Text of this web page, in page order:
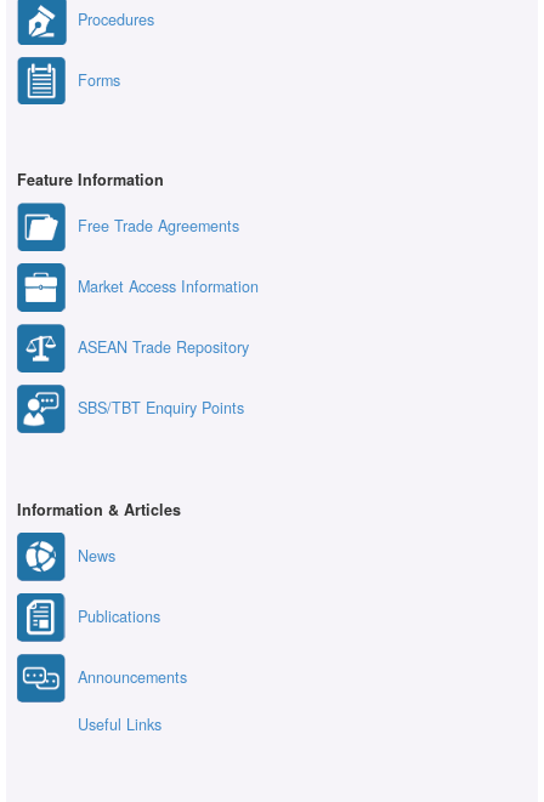
Procedures
Forms
Feature Information
Free Trade Agreements
Market Access Information
ASEAN Trade Repository
SBS/TBT Enquiry Points
Information & Articles
News
Publications
Announcements
Useful Links